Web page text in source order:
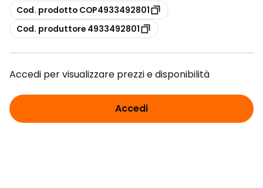
copia
Cod. prodotto COP4933492801
copia
Cod. produttore 4933492801
Accedi per visualizzare prezzi e disponibilità
Accedi